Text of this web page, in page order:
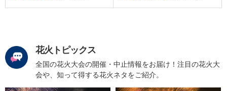
花火トピックス
全国の花火大会の開催・中止情報をお届け！注目の花火大
会や、知って得する花火ネタをご紹介。